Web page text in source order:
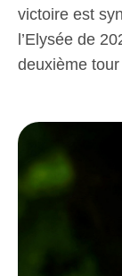
victoire est
l’Elysée de
deuxième